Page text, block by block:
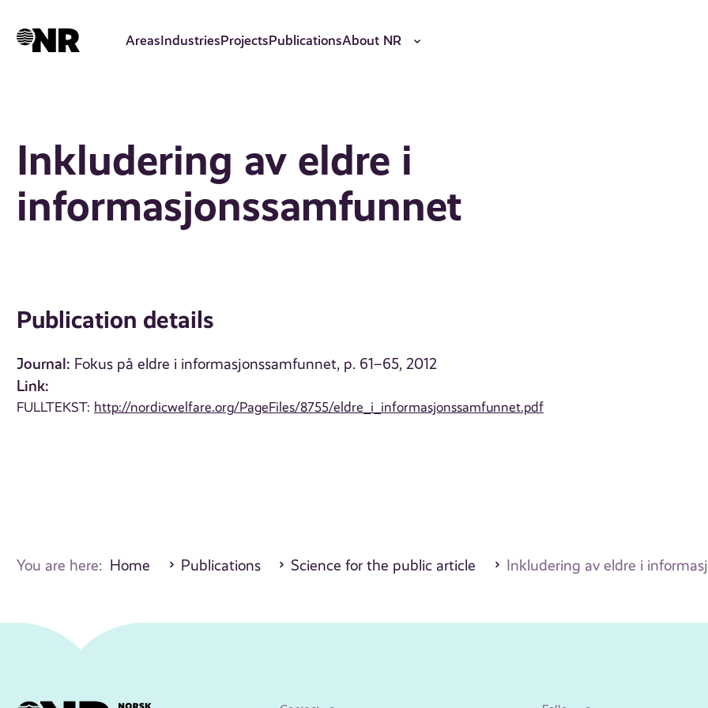
AreasIndustriesProjectsPublicationsAbout NR
Inkludering av eldre i
informasjonssamfunnet
Publication details
Journal: Fokus på eldre i informasjonssamfunnet, p. 61–65, 2012
Link:
FULLTEKST: http://nordicwelfare.org/PageFiles/8755/eldre_i_informasjonssamfunnet.pdf
You are here: Home Publications Science for the public article Inkludering av eldre i